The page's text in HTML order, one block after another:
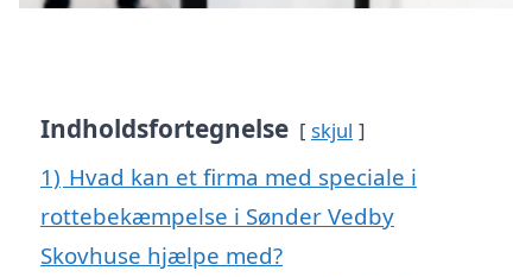
Indholdsfortegnelse skjul
1) Hvad kan et firma med speciale i
rottebekæmpelse i Sønder Vedby
Skovhuse hjælpe med?